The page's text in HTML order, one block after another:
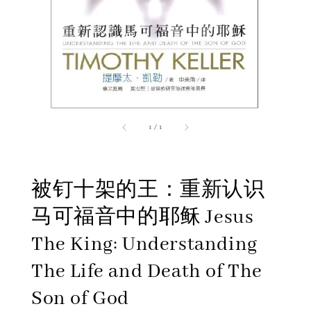
1 /1
被钉十架的王：重新认识
马可福音中的耶稣 Jesus
The King: Understanding
The Life and Death of The
Son of God